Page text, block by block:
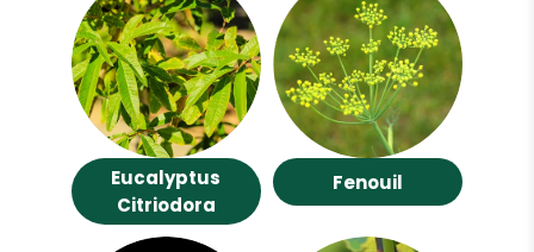
Eucalyptus
Citriodora
Fenouil